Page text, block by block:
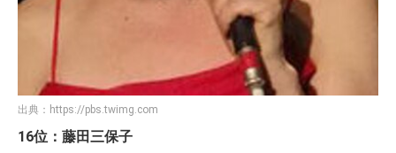
出典： https://pbs.twimg.com
16位：藤田三保子